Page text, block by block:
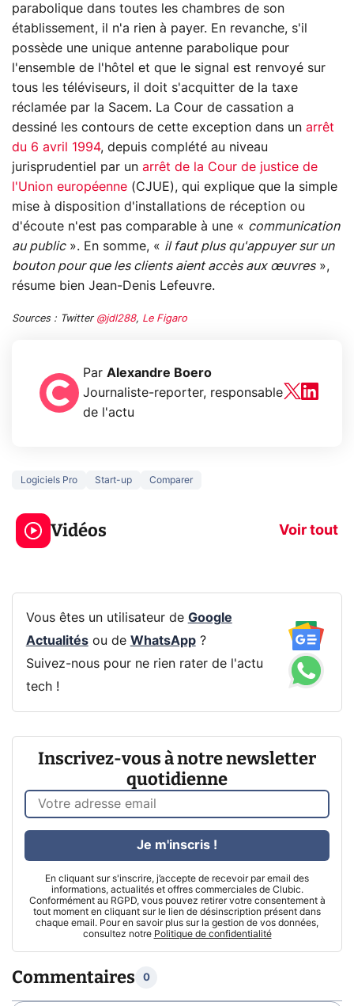
parabolique dans toutes les chambres de son
établissement, il n'a rien à payer. En revanche, s'il
possède une unique antenne parabolique pour
l'ensemble de l'hôtel et que le signal est renvoyé sur
tous les téléviseurs, il doit s'acquitter de la taxe
réclamée par la Sacem. La Cour de cassation a
dessiné les contours de cette exception dans un arrêt
du 6 avril 1994, depuis complété au niveau
jurisprudentiel par un arrêt de la Cour de justice de
l'Union européenne (CJUE), qui explique que la simple
mise à disposition d'installations de réception ou
d'écoute n'est pas comparable à une « communication
au public». En somme, « il faut plus qu'appuyer sur un
bouton pour que les clients aient accès aux œuvres»,
résume bien Jean-Denis Lefeuvre.
Sources : Twitter @jdl288, Le Figaro
Par Alexandre Boero
Journaliste-reporter, responsable
de l'actu
Logiciels Pro Start-up Comparer
Vidéos Voir tout
5 générations de
jeux dans la
prochaine Xbox !
navigation
Vous êtes un utilisateur de Google
Actualitésou de WhatsApp?
Suivez-nous pour ne rien rater de l'actu
tech !
Inscrivez-vous à notre newsletter
quotidienne
En cliquant sur s'inscrire, j’accepte de recevoir par email des
informations, actualités et offres commerciales de Clubic.
Conformément au RGPD, vous pouvez retirer votre consentement à
tout moment en cliquant sur le lien de désinscription présent dans
chaque email. Pour en savoir plus sur la gestion de vos données,
consultez notre Politique de confidentialité
Je m'inscris !
Commentaires 0